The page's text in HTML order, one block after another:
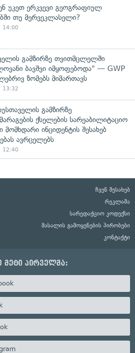
უკეთ ერკვევი გეოგრაფიულ
თუ მერვეკლასელი?
14:00
გამზირზე თვითმცლელში
ბავშვი იმყოფებოდა" — GWP
ზომებს მიმართავს
13:32
გამზირზე
ქსელების სარეაბილიტაციო
მომხდარი ინციდენტის შესახებ
ავრცელებს
12:40
ჩვენ შესახებ
რეკლამა
სარედაქციო კოდექსი
მასალის გამოყენების პირობები
კონტაქტი
მეტი პირველმა: